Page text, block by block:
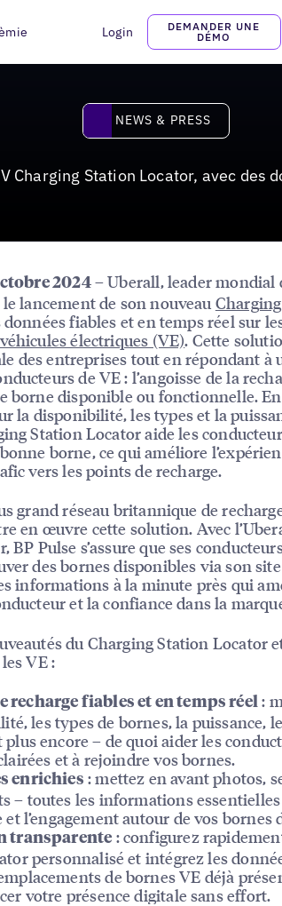
Login
DEMANDER UNE
DÉMO
de recharge pour véhicules électriques
News & Press
NEWS & PRESS
Charging Station Locator, avec des
2024– Uberall, leader mondial
lancement de son nouveau
fiables et en temps réel sur
électriques (VE). Cette
des entreprises tout en répondant à
de VE : l’angoisse de la
borne disponible ou fonctionnelle.
la disponibilité, les types et la
Station Locator aide les
borne, ce qui améliore
vers les points de recharge.
grand réseau britannique de
en œuvre cette solution. Avec
BP Pulse s’assure que ses
des bornes disponibles via son site
informations à la minute près qui
et la confiance dans la
du Charging Station Locator
VE :
recharge fiables et en temps réel :
les types de bornes, la puissance,
encore – de quoi aider les
et à rejoindre vos bornes.
enrichies : mettez en avant photos,
– toutes les informations
et l’engagement autour de vos bornes
transparente : configurez
personnalisé et intégrez les
de bornes VE déjà
votre présence digitale sans effort.